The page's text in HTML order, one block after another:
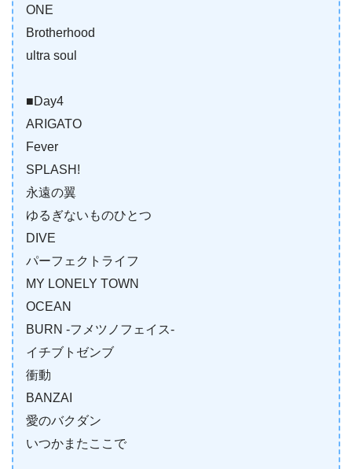
ONE
Brotherhood
ultra soul
■Day4
ARIGATO
Fever
SPLASH!
永遠の翼
ゆるぎないものひとつ
DIVE
パーフェクトライフ
MY LONELY TOWN
OCEAN
BURN -フメツノフェイス-
イチブトゼンブ
衝動
BANZAI
愛のバクダン
いつかまたここで